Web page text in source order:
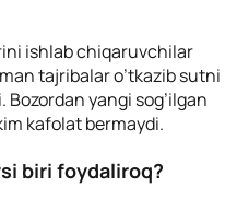
ishlab chiqaruvchilar
tajribalar o’tkazib sutni
yangi sog’ilgan
kafolat bermaydi.
biri foydaliroq?